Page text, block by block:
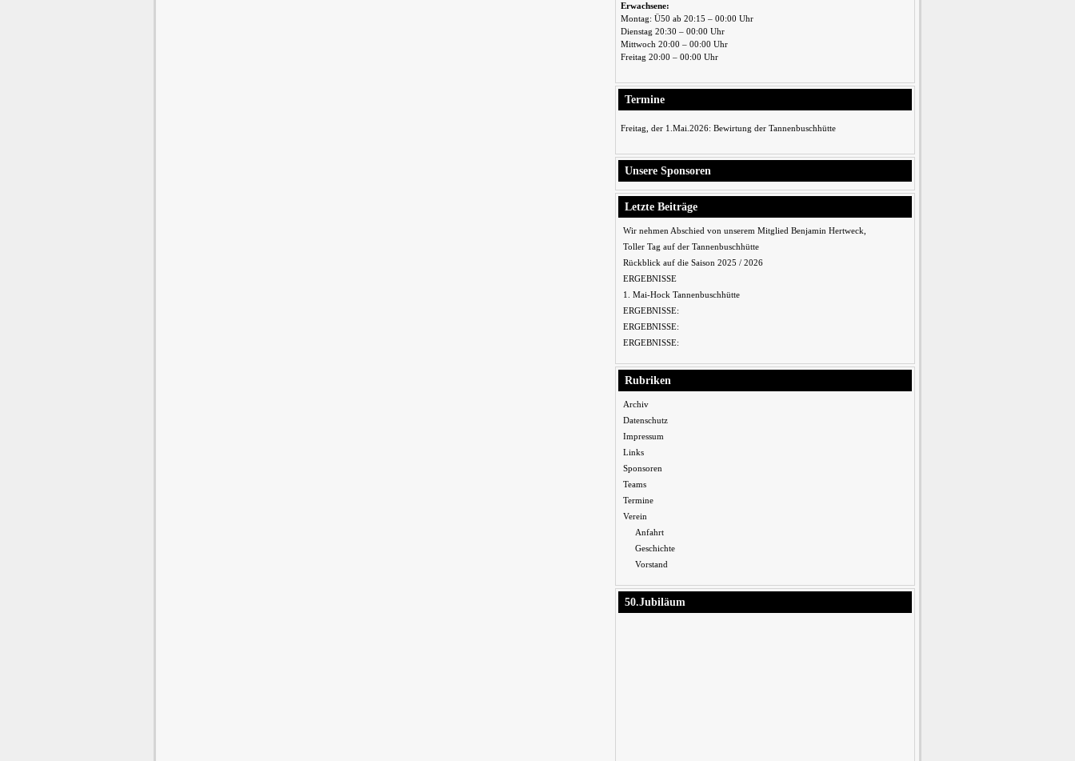
Erwachsene:
Montag: Ü50 ab 20:15 – 00:00 Uhr
Dienstag 20:30 – 00:00 Uhr
Mittwoch 20:00 – 00:00 Uhr
Freitag 20:00 – 00:00 Uhr
Termine
Freitag, der 1.Mai.2026: Bewirtung der Tannenbuschhütte
Unsere Sponsoren
Letzte Beiträge
Wir nehmen Abschied von unserem Mitglied Benjamin Hertweck,
Toller Tag auf der Tannenbuschhütte
Rückblick auf die Saison 2025 / 2026
ERGEBNISSE
1. Mai-Hock Tannenbuschhütte
ERGEBNISSE:
ERGEBNISSE:
ERGEBNISSE:
Rubriken
Archiv
Datenschutz
Impressum
Links
Sponsoren
Teams
Termine
Verein
Anfahrt
Geschichte
Vorstand
50.Jubiläum